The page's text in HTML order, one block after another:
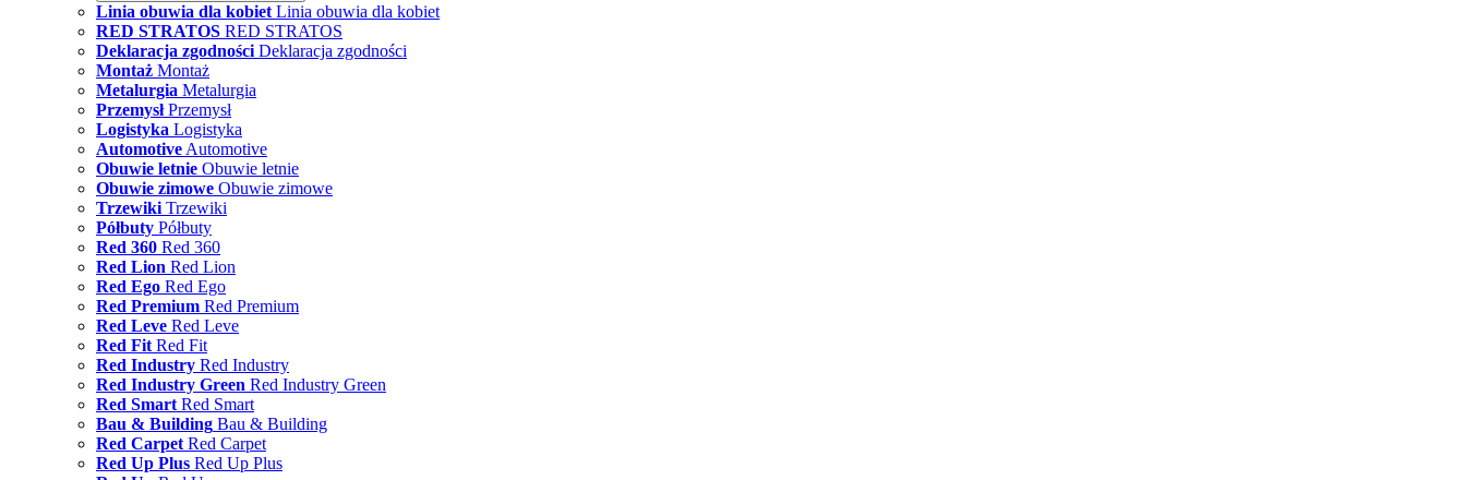
Linia obuwia dla kobiet Linia obuwia dla kobiet
RED STRATOS RED STRATOS
Deklaracja zgodności Deklaracja zgodności
Montaż Montaż
Metalurgia Metalurgia
Przemysł Przemysł
Logistyka Logistyka
Automotive Automotive
Obuwie letnie Obuwie letnie
Obuwie zimowe Obuwie zimowe
Trzewiki Trzewiki
Półbuty Półbuty
Red 360 Red 360
Red Lion Red Lion
Red Ego Red Ego
Red Premium Red Premium
Red Leve Red Leve
Red Fit Red Fit
Red Industry Red Industry
Red Industry Green Red Industry Green
Red Smart Red Smart
Bau & Building Bau & Building
Red Carpet Red Carpet
Red Up Plus Red Up Plus